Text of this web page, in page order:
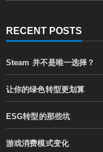
RECENT POSTS
Steam 并不是唯一选择？
让你的绿色转型更划算
ESG转型的那些坑
游戏消费模式变化